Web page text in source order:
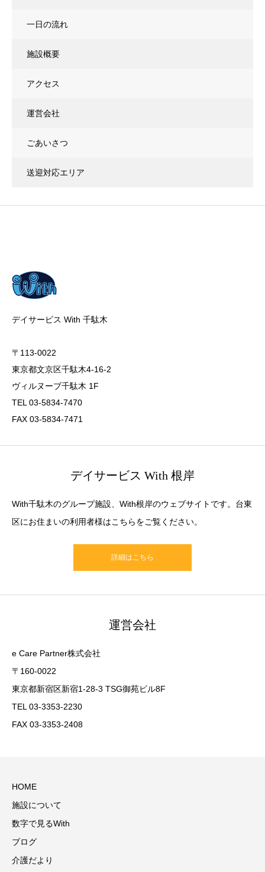
一日の流れ
施設概要
アクセス
運営会社
ごあいさつ
送迎対応エリア
デイサービス With 千駄木
〒113-0022
東京都文京区千駄木4-16-2
ヴィルヌーブ千駄木 1F
TEL 03-5834-7470
FAX 03-5834-7471
デイサービス With 根岸
With千駄木のグループ施設、With根岸のウェブサイトです。台東
区にお住まいの利用者様はこちらをご覧ください。
詳細はこちら
運営会社
e Care Partner株式会社
〒160-0022
東京都新宿区新宿1-28-3 TSG御苑ビル8F
TEL 03-3353-2230
FAX 03-3353-2408
HOME
施設について
数字で見るWith
ブログ
介護だより